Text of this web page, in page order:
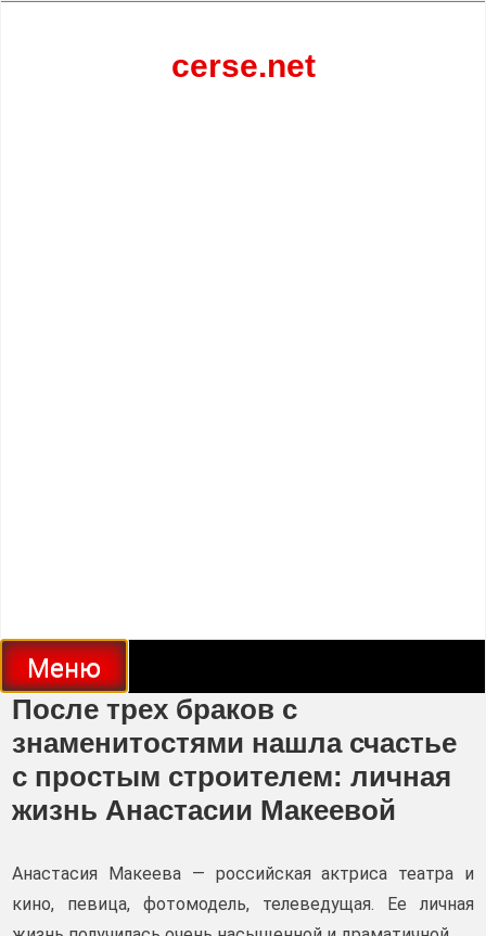
cerse.net
Меню
После трех браков с
знаменитостями нашла счастье
с простым строителем: личная
жизнь Анастасии Макеевой
Анастасия Макеева — российская актриса театра и
кино, певица, фотомодель, телеведущая. Ее личная